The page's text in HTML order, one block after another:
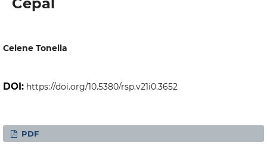
Celene Tonella
DOI: https://doi.org/10.5380/rsp.v21i0.3652
PDF